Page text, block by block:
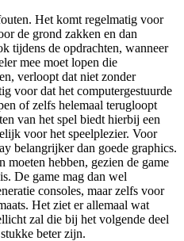
Het komt regelmatig voor
de grond zakken en dan
tijdens de opdrachten, wanneer
mee moet lopen die
verloopt dat niet zonder
voor dat het computergestuurde
of zelfs helemaal terugloopt
van het spel biedt hierbij een
voor het speelplezier. Voor
belangrijker dan goede graphics.
moeten hebben, gezien de game
De game mag dan wel
consoles, maar zelfs voor
Het ziet er allemaal wat
zal die bij het volgende deel
beter zijn.